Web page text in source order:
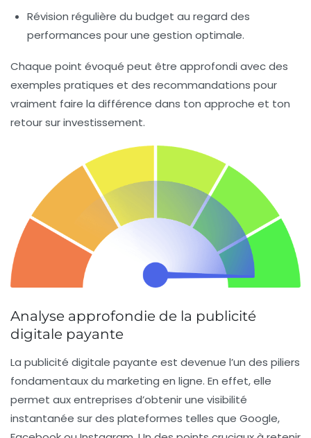
Révision régulière du budget au regard des
performances pour une gestion optimale.
Chaque point évoqué peut être approfondi avec des
exemples pratiques et des recommandations pour
vraiment faire la différence dans ton approche et ton
retour sur investissement.
Analyse approfondie de la publicité
digitale payante
La publicité digitale payante est devenue l’un des piliers
fondamentaux du marketing en ligne. En effet, elle
permet aux entreprises d’obtenir une visibilité
instantanée sur des plateformes telles que Google,